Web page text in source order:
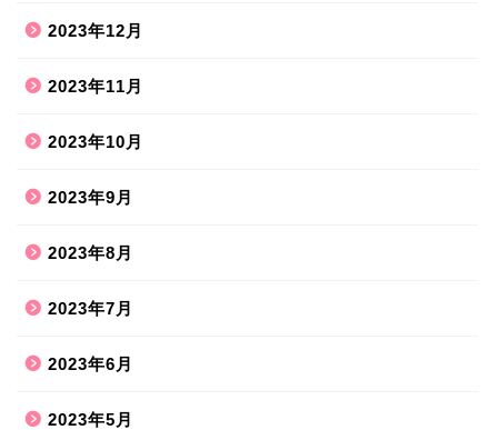
2023年12月
2023年11月
2023年10月
2023年9月
2023年8月
2023年7月
2023年6月
2023年5月